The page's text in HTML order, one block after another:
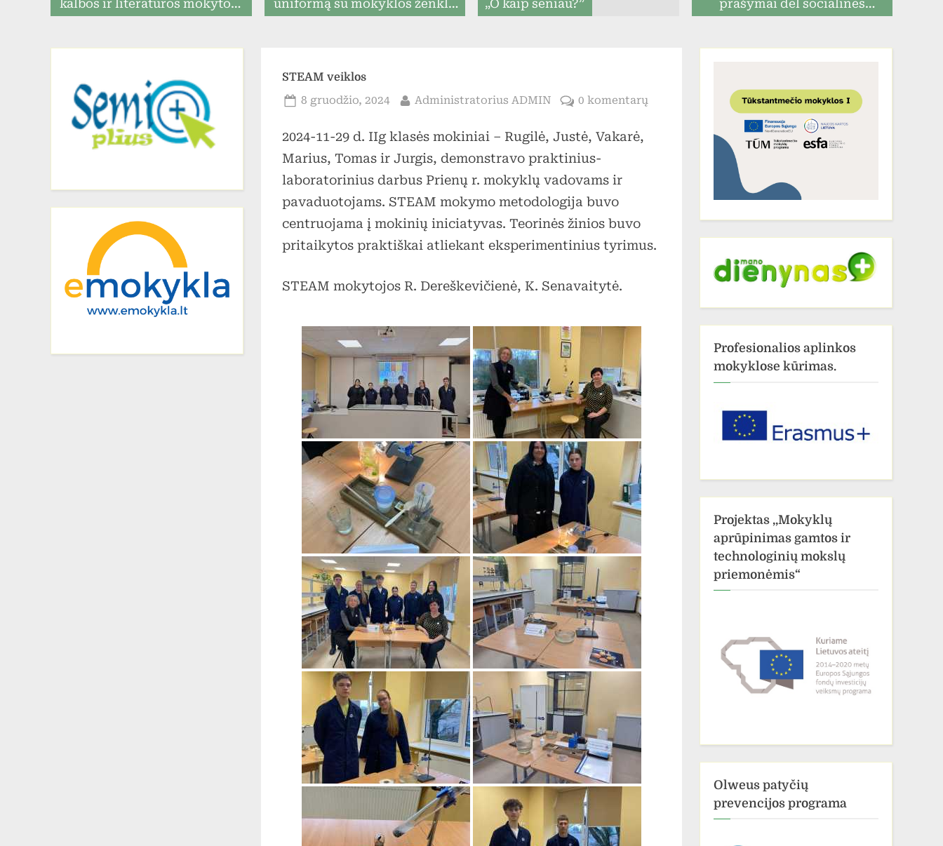
Toggle
sub-
menu
kalbos ir literatūros mokytojo
uniformą su mokyklos ženklu
pradžios (8togo.lt)
„O kaip seniau?”
prašymai dėl socialinės
STEAM veiklos
Posted
8 gruodžio, 2024 By
Administratorius ADMIN 0 komentarų
2024-11-29 d. IIg klasės mokiniai – Rugilė, Justė, Vakarė,
Marius, Tomas ir Jurgis, demonstravo praktinius-
laboratorinius darbus Prienų r. mokyklų vadovams ir
pavaduotojams. STEAM mokymo metodologija buvo
centruojama į mokinių iniciatyvas. Teorinės žinios buvo
pritaikytos praktiškai atliekant eksperimentinius tyrimus.
STEAM mokytojos R. Dereškevičienė, K. Senavaitytė.
Profesionalios aplinkos
mokyklose kūrimas.
Projektas ,,Mokyklų
aprūpinimas gamtos ir
technologinių mokslų
priemonėmis“
Olweus patyčių
prevencijos programa